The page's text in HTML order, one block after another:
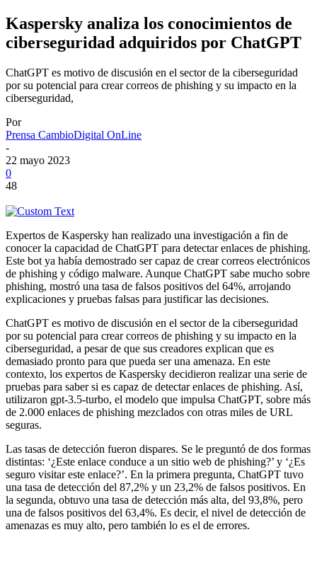
Kaspersky analiza los conocimientos de
ciberseguridad adquiridos por ChatGPT
ChatGPT es motivo de discusión en el sector de la ciberseguridad
por su potencial para crear correos de phishing y su impacto en la
ciberseguridad,
Por
Prensa CambioDigital OnLine
-
22 mayo 2023
0
48
Expertos de Kaspersky han realizado una investigación a fin de
conocer la capacidad de ChatGPT para detectar enlaces de phishing.
Este bot ya había demostrado ser capaz de crear correos electrónicos
de phishing y código malware. Aunque ChatGPT sabe mucho sobre
phishing, mostró una tasa de falsos positivos del 64%, arrojando
explicaciones y pruebas falsas para justificar las decisiones.
ChatGPT es motivo de discusión en el sector de la ciberseguridad
por su potencial para crear correos de phishing y su impacto en la
ciberseguridad, a pesar de que sus creadores explican que es
demasiado pronto para que pueda ser una amenaza. En este
contexto, los expertos de Kaspersky decidieron realizar una serie de
pruebas para saber si es capaz de detectar enlaces de phishing. Así,
utilizaron gpt-3.5-turbo, el modelo que impulsa ChatGPT, sobre más
de 2.000 enlaces de phishing mezclados con otras miles de URL
seguras.
Las tasas de detección fueron dispares. Se le preguntó de dos formas
distintas: ‘¿Este enlace conduce a un sitio web de phishing?’ y ‘¿Es
seguro visitar este enlace?’. En la primera pregunta, ChatGPT tuvo
una tasa de detección del 87,2% y un 23,2% de falsos positivos. En
la segunda, obtuvo una tasa de detección más alta, del 93,8%, pero
una de falsos positivos del 63,4%. Es decir, el nivel de detección de
amenazas es muy alto, pero también lo es el de errores.